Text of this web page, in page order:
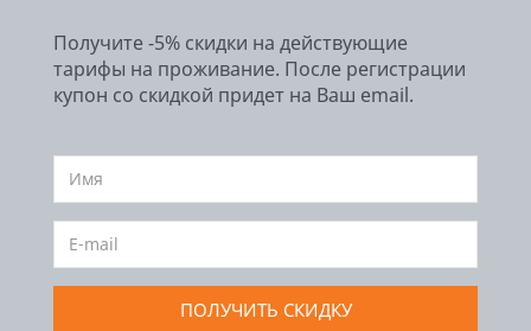
Получите -5% скидки на действующие
тарифы на проживание. После регистрации
купон со скидкой придет на Ваш email.
ПОЛУЧИТЬ СКИДКУ